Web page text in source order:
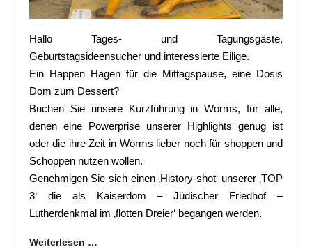
Hallo Tages- und Tagungsgäste,
Geburtstagsideensucher und interessierte Eilige.
Ein Happen Hagen für die Mittagspause, eine Dosis
Dom zum Dessert?
Buchen Sie unsere Kurzführung in Worms, für alle,
denen eine Powerprise unserer Highlights genug ist
oder die ihre Zeit in Worms lieber noch für shoppen und
Schoppen nutzen wollen.
Genehmigen Sie sich einen ‚History-shot‘ unserer ‚TOP
3‘ die als Kaiserdom – Jüdischer Friedhof –
Lutherdenkmal im ‚flotten Dreier‘ begangen werden.
Weiterlesen …